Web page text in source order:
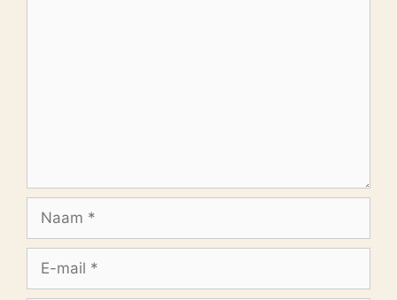
Naam